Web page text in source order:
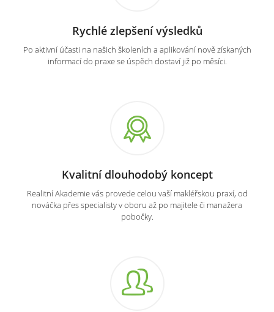
Rychlé zlepšení výsledků
Po aktivní účasti na našich školeních a aplikování nově získaných
informací do praxe se úspěch dostaví již po měsíci.
Kvalitní dlouhodobý koncept
Realitní Akademie vás provede celou vaší makléřskou praxí, od
nováčka přes specialisty v oboru až po majitele či manažera
pobočky.